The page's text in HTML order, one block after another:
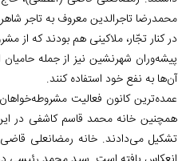
محمدرضا تاجرالدین معروف به تاجر
در کنار تجّار، ملاکینی هم بودند که
پیشه‌وران شهرنشین نیز از جمله
آن‌ها به نفع خود استفاده کنند.
عمده‌ترین کانون فعالیت
همچنین خانه محمد قاسم کاشفی در
تشکیل می‌دادند. خانه رمضانعلی قاضی